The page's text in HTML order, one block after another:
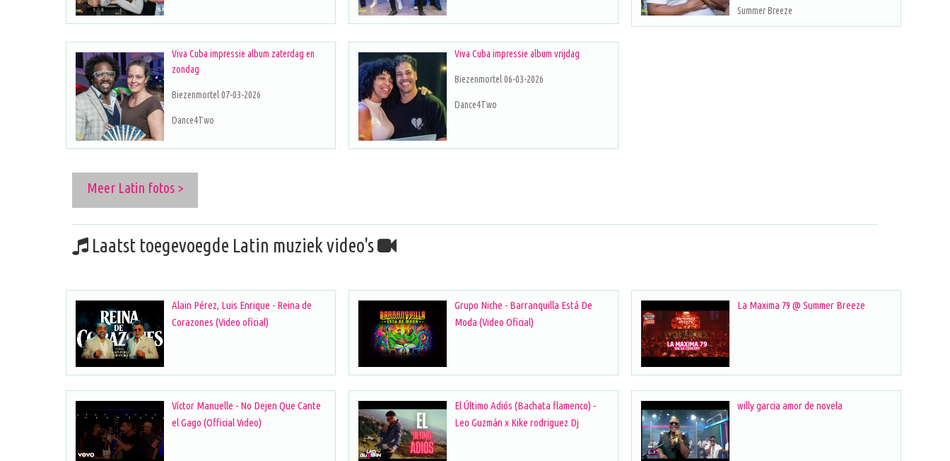
Summer Breeze
Viva Cuba impressie album zaterdag en
zondag
Biezenmortel 07-03-2026
Dance4Two
Viva Cuba impressie album vrijdag
Biezenmortel 06-03-2026
Dance4Two
Meer Latin fotos >
Laatst toegevoegde Latin muziek video's
Alain Pérez, Luis Enrique - Reina de
Corazones (Video oficial)
Grupo Niche - Barranquilla Está De
Moda (Video Oficial)
La Maxima 79 @ Summer Breeze
Víctor Manuelle - No Dejen Que Cante
el Gago (Official Video)
El Último Adiós (Bachata flamenco) -
Leo Guzmán x Kike rodriguez Dj
willy garcia amor de novela